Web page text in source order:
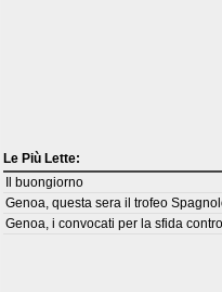
Le Più Lette:
Il buongiorno
Genoa, questa sera il trofeo
Genoa, i convocati per la sfida